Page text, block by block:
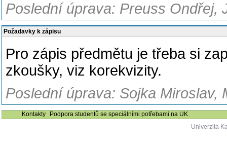
Poslední úprava: Preuss Ondřej,
Požadavky k zápisu
Pro zápis předmětu je třeba si
zkoušky, viz korekvizity.
Poslední úprava: Sojka Miroslav,
Kontakty
Podpora studentů se speciálními potřebami na UK
Univerzita